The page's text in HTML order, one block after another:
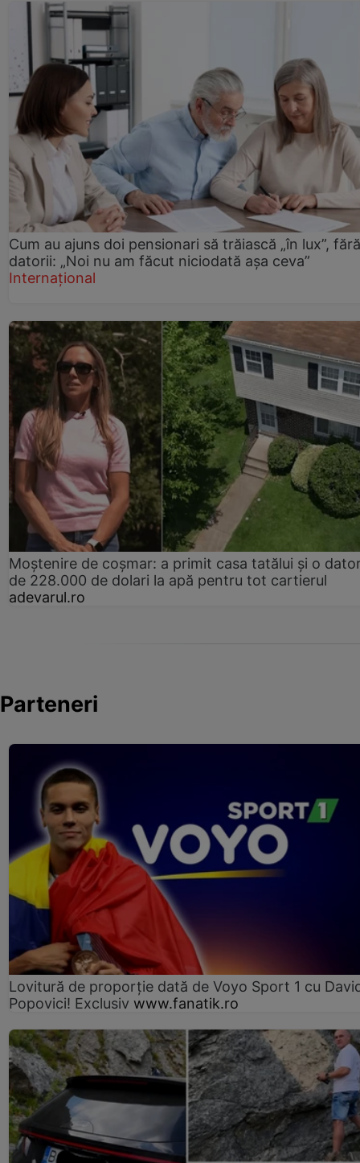
Cum au ajuns doi pensionari să trăiască „în lux”, fără
datorii: „Noi nu am făcut niciodată așa ceva”
Internațional
Moștenire de coșmar: a primit casa tatălui și o
de 228.000 de dolari la apă pentru tot cartierul
adevarul.ro
Parteneri
Lovitură de proporție dată de Voyo Sport 1 cu
Popovici! Exclusiv www.fanatik.ro